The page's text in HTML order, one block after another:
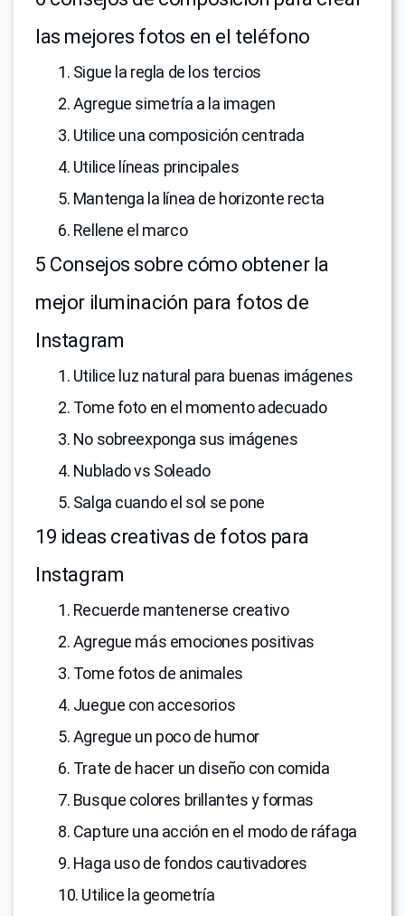
las mejores fotos en el teléfono
1. Sigue la regla de los tercios
2. Agregue simetría a la imagen
3. Utilice una composición centrada
4. Utilice líneas principales
5. Mantenga la línea de horizonte recta
6. Rellene el marco
5 Consejos sobre cómo obtener la
mejor iluminación para fotos de
Instagram
1. Utilice luz natural para buenas imágenes
2. Tome foto en el momento adecuado
3. No sobreexponga sus imágenes
4. Nublado vs Soleado
5. Salga cuando el sol se pone
19 ideas creativas de fotos para
Instagram
1. Recuerde mantenerse creativo
2. Agregue más emociones positivas
3. Tome fotos de animales
4. Juegue con accesorios
5. Agregue un poco de humor
6. Trate de hacer un diseño con comida
7. Busque colores brillantes y formas
8. Capture una acción en el modo de ráfaga
9. Haga uso de fondos cautivadores
10. Utilice la geometría